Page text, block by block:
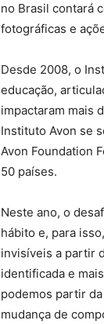
no Brasil contará
fotográficas e
Desde 2008, o
educação,
impactaram mais
Instituto Avon se
Avon Foundation
50 países.
Neste ano, o
hábito e, para
invisíveis a partir
identificada e
podemos partir
mudança de